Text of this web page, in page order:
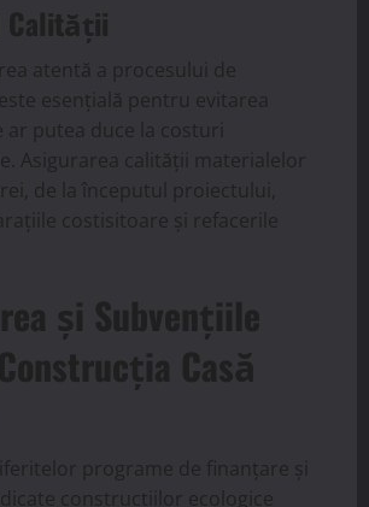
Calității
atentă a procesului de
esențială pentru evitarea
putea duce la costuri
Asigurarea calității materialelor
de la începutul proiectului,
costisitoare și refacerile
și Subvențiile
Casă
programe de finanțare și
construcțiilor ecologice